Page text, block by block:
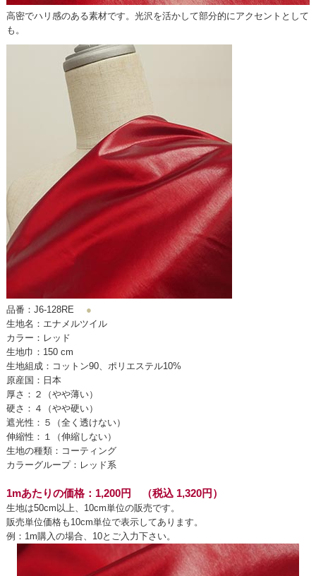
高密でハリ感のある素材です。光沢を活かして部分的にアクセントとして
も。
品番：J6-128RE ●
生地名：エナメルツイル
カラー：レッド
生地巾：150 cm
生地組成：コットン90、ポリエステル10%
原産国：日本
厚さ：２（やや薄い）
硬さ：４（やや硬い）
遮光性：５（全く透けない）
伸縮性：１（伸縮しない）
生地の種類：コーティング
カラーグループ：レッド系
1mあたりの価格：1,200円 （税込 1,320円）
生地は50cm以上、10cm単位の販売です。
販売単位価格も10cm単位で表示してあります。
例：1m購入の場合、10とご入力下さい。